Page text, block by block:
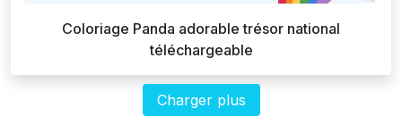
Coloriage Panda adorable trésor national
téléchargeable
Charger plus